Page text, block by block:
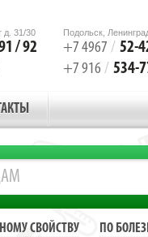
д. 31/30
/ 92
Подольск,
+7 4967 / 52-
+7 916 / 534-
СВОЙСТВУ ПО